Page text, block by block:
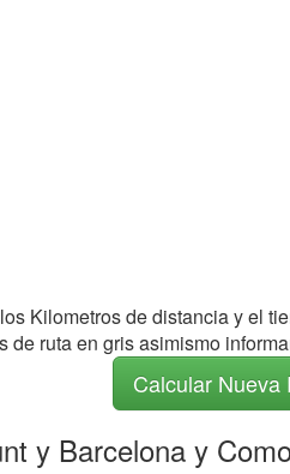
Kilometros de distancia y el
de ruta en gris asimismo
Calcular Nueva
y Barcelona y